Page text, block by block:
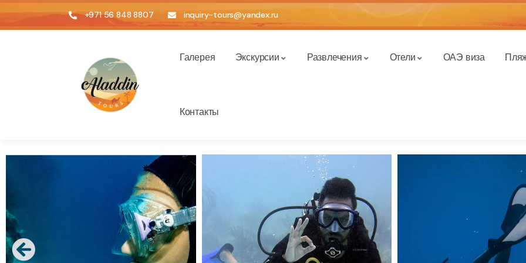
+971 56 848 8807 inquiry-tours@yandex.ru
Галерея Экскурсии Развлечения Отели ОАЭ виза
Контакты